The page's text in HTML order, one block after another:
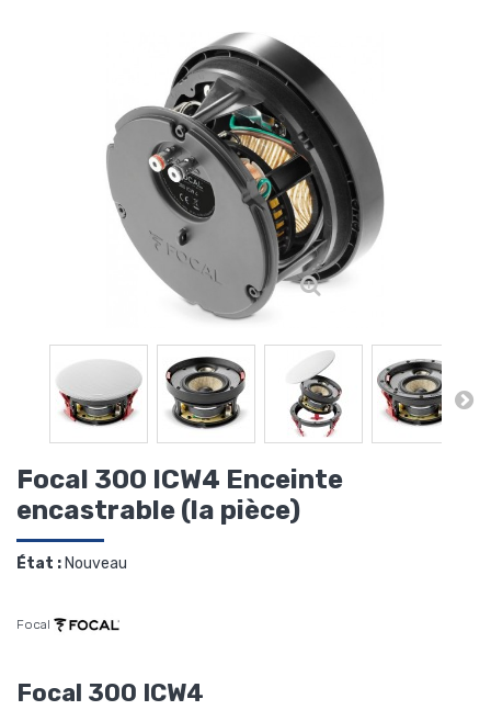
Focal 300 ICW4 Enceinte
encastrable (la pièce)
État :Nouveau
Focal
Focal 300 ICW4